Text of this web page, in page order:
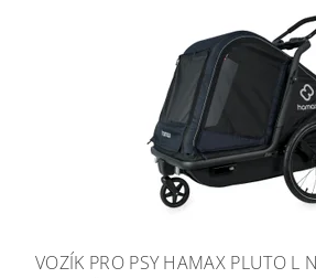
VOZÍK PRO PSY HAMAX PLUTO L